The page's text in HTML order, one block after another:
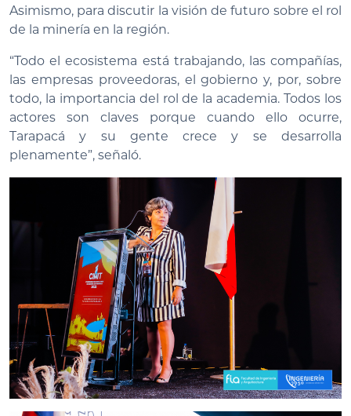
Asimismo, para discutir la visión de futuro sobre el rol
de la minería en la región.
“Todo el ecosistema está trabajando, las compañías,
las empresas proveedoras, el gobierno y, por, sobre
todo, la importancia del rol de la academia. Todos los
actores son claves porque cuando ello ocurre,
Tarapacá y su gente crece y se desarrolla
plenamente”, señaló.